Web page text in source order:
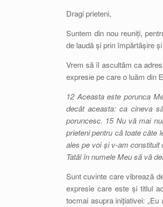
Dragi prieteni,
Suntem din nou reuniți,
de laudă și prin împărtășire
Vrem să îl ascultăm ca
expresie pe care o luăm din
12 Aceasta este porunca
decât aceasta: ca cineva
poruncesc. 15 Nu vă mai
prieteni pentru că toate câte
ales pe voi și v-am
Tatăl în numele Meu să vă
Sunt cuvinte care vibrează
expresie care este și titlul
tocmai asupra inițiativei: